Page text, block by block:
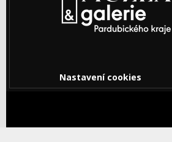
Nastavení cookies